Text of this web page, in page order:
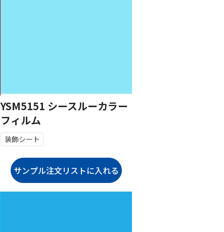
YSM5151 シースルーカラー
フィルム
装飾シート